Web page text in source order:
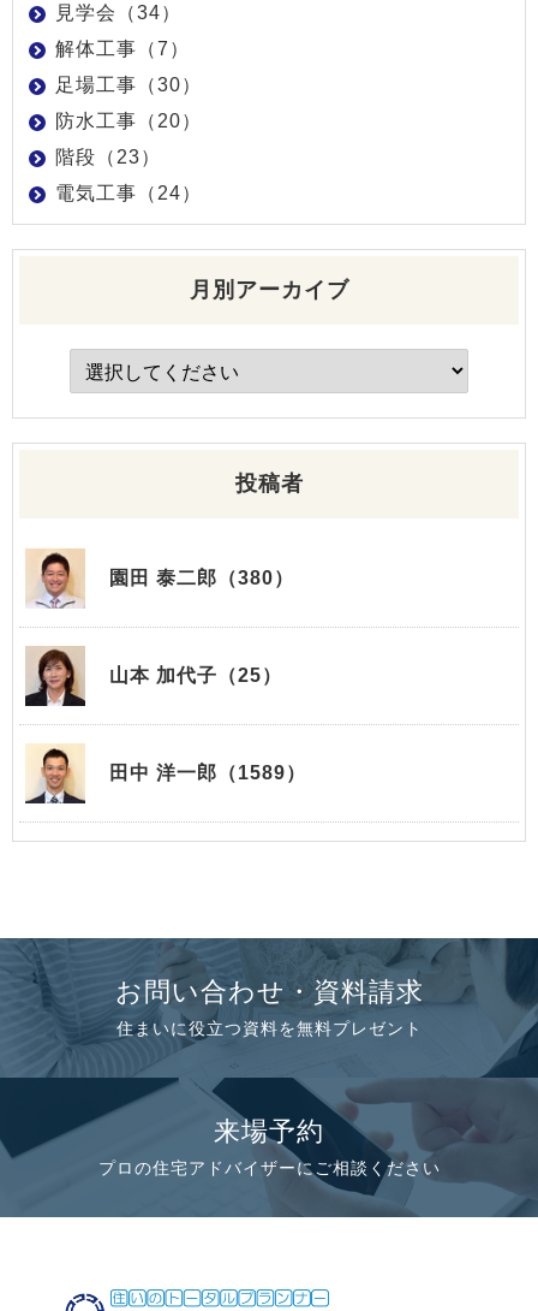
見学会（34）
解体工事（7）
足場工事（30）
防水工事（20）
階段（23）
電気工事（24）
月別アーカイブ
投稿者
園田 泰二郎（380）
山本 加代子（25）
田中 洋一郎（1589）
お問い合わせ・資料請求
住まいに役立つ資料を無料プレゼント
来場予約
プロの住宅アドバイザーにご相談ください